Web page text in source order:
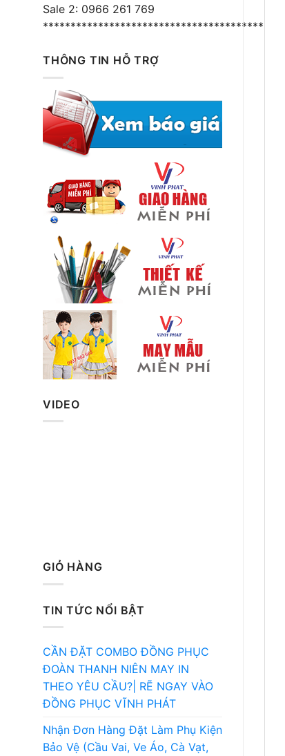
Sale 2: 0966 261 769
*****************************************
THÔNG TIN HỖ TRỢ
VIDEO
GIỎ HÀNG
TIN TỨC NỔI BẬT
CẦN ĐẶT COMBO ĐỒNG PHỤC
ĐOÀN THANH NIÊN MAY IN
THEO YÊU CẦU?| RẼ NGAY VÀO
ĐỒNG PHỤC VĨNH PHÁT
Nhận Đơn Hàng Đặt Làm Phụ Kiện
Bảo Vệ (Cầu Vai, Ve Áo, Cà Vạt,